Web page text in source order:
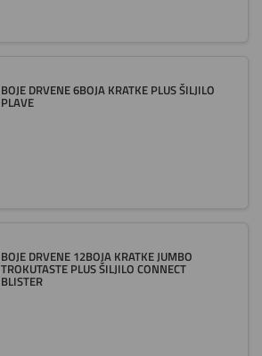
BOJE DRVENE 6BOJA KRATKE PLUS ŠILJILO
PLAVE
BOJE DRVENE 12BOJA KRATKE JUMBO
TROKUTASTE PLUS ŠILJILO CONNECT
BLISTER